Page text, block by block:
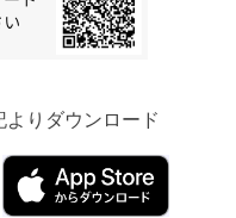
りダウンロード